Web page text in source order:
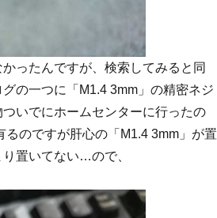
ったんですが、検索してみると同
の一つに「M1.4 3mm」の精密ネジ
いでにホームセンターに行ったの
のですが肝心の「M1.4 3mm」が置
置いてない…ので、